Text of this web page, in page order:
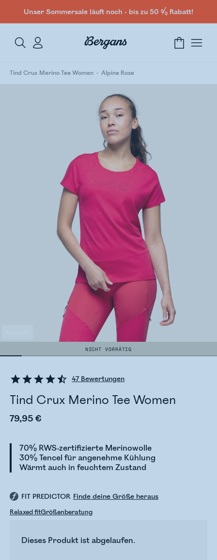
Unser Sommersale läuft noch - bis zu 50 % Rabatt!
Tind Crux Merino Tee Women Alpine Rose
NICHT VORRÄTIG
47Bewertungen
Tind Crux Merino Tee Women
79,95 €
70% RWS-zertifizierte Merinowolle
30% Tencel für angenehme Kühlung
Wärmt auch in feuchtem Zustand
FIT PREDICTOR Finde deine Größe heraus
Relaxed fitGrößenberatung
Dieses Produkt ist abgelaufen.